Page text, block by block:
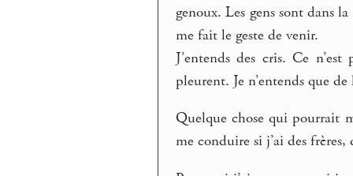
genoux. Les gens sont dans
me fait le geste de venir.
J’entends des cris. Ce
pleurent. Je n’entends que de
Quelque chose qui pourrait
me conduire si j’ai des